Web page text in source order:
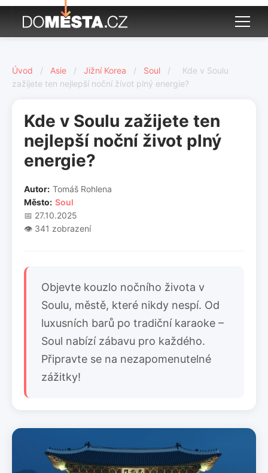
Úvod / Asie / Jižní Korea / Soul /
Kde v Soulu
zažijete ten nejlepší noční život plný energie?
Kde v Soulu zažijete ten
nejlepší noční život plný
energie?
Autor: Tomáš Rohlena
Město: Soul
📅 27.10.2025
👁️ 341 zobrazení
Objevte kouzlo nočního života v
Soulu, městě, které nikdy nespí. Od
luxusních barů po tradiční karaoke –
Soul nabízí zábavu pro každého.
Připravte se na nezapomenutelné
zážitky!